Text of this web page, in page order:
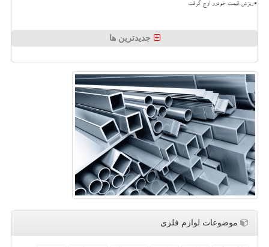
ریزش قیمت خودرو اوج گرفت
جدیدترین ها
موضوعات لوازم فلزی